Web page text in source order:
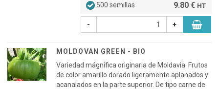
500 semillas 9.80 € HT
- +
MOLDOVAN GREEN - BIO
Variedad mágnífica originaria de Moldavia. Frutos
de color amarillo dorado ligeramente aplanados y
acanalados en la parte superior. De tipo carne de